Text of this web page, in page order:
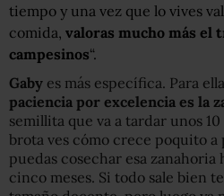
tiempo y una vez que lo vives
comida, valoras mucho más el
campesinos“.
Gaby es más específica. Para ella
paciencia por excelencia es la
semillita que va a tardar unos
brota ves cómo crece poquito a
puedas cosechar esa zanahoria
cinco meses. Si todo sale bien